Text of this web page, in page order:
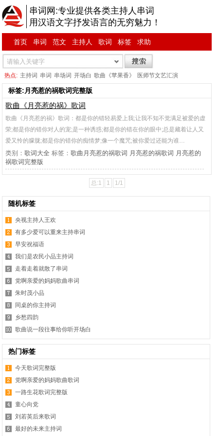
串词网:专业提供各类主持人串词
用汉语文字抒发语言的无穷魅力！
首页 串词 范文 主持人 歌词 标签 求助
热点: 主持词 串词 串场词 开场白 歌曲《苹果香》 医师节文艺汇演
标签:月亮惹的祸歌词完整版
歌曲《月亮惹的祸》歌词
歌曲《月亮惹的祸》歌词：都是你的错轻易爱上我;让我不知不觉满足被爱的虚
荣;都是你的错你对人的宠;是一种诱惑;都是你的错在你的眼中;总是藏着让人又
爱又怜的朦胧;都是你的错你的痴情梦;像一个魔咒;被你爱过还能为谁…
类别：歌词大全 标签：歌曲月亮惹的祸歌词 月亮惹的祸歌词 月亮惹的
祸歌词完整版
总:1 1 1/1
随机标签
央视主持人王欢
有多少爱可以重来主持串词
早安祝福语
我们是农民小品主持词
走着走着就散了串词
党啊亲爱的妈妈歌曲串词
朱时茂小品
同桌的你主持词
乡愁四韵
歌曲说一段往事给你听开场白
热门标签
今天歌词完整版
党啊亲爱的妈妈歌曲歌词
一路生花歌词完整版
童心向党
刘若英后来歌词
最好的未来主持词